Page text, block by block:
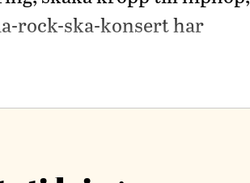
rock-ska-konsert har